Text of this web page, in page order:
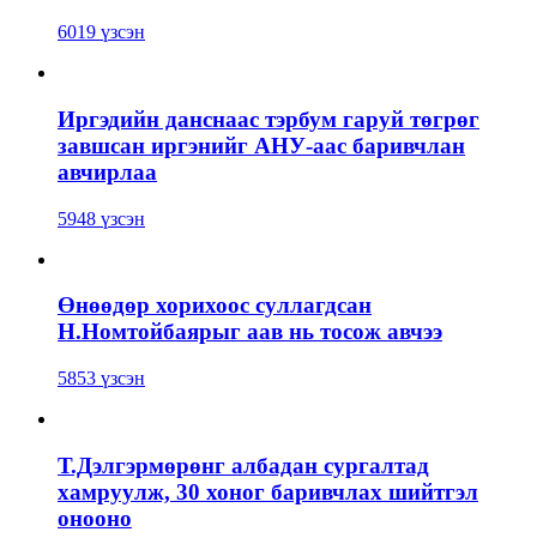
6019 үзсэн
Иргэдийн данснаас тэрбум гаруй төгрөг
завшсан иргэнийг АНУ-аас баривчлан
авчирлаа
5948 үзсэн
Өнөөдөр хорихоос суллагдсан
Н.Номтойбаярыг аав нь тосож авчээ
5853 үзсэн
Т.Дэлгэрмөрөнг албадан сургалтад
хамруулж, 30 хоног баривчлах шийтгэл
онооно